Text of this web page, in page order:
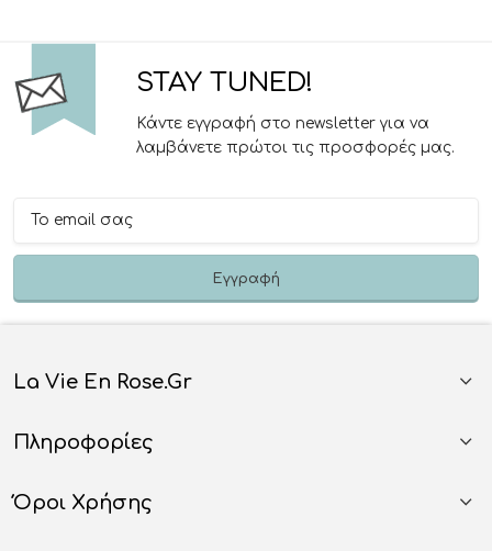
STAY TUNED!
Κάντε εγγραφή στο newsletter για να
λαμβάνετε πρώτοι τις προσφορές μας.
La Vie En Rose.gr
Πληροφορίες
Όροι Χρήσης